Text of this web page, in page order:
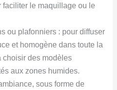
faciliter le maquillage ou le
ou plafonniers : pour diffuser
et homogène dans toute la
choisir des modèles
aux zones humides.
sous forme de